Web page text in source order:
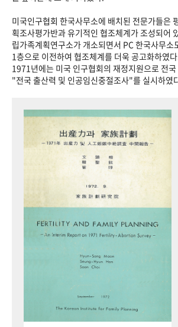
미국인구협회 한국사무소에 배치된 전문가들은
획조사평가반과 유기적인 협조체계가 조성되어
립가족계획연구소가 개소되면서 PC 한국사무소
1층으로 이전하여 협조체계를 더욱 공고화하였
1971년에는 미국 인구협회의 재정지원으로 전
"전국 출산력 및 인공임신중절조사"를 실시하였